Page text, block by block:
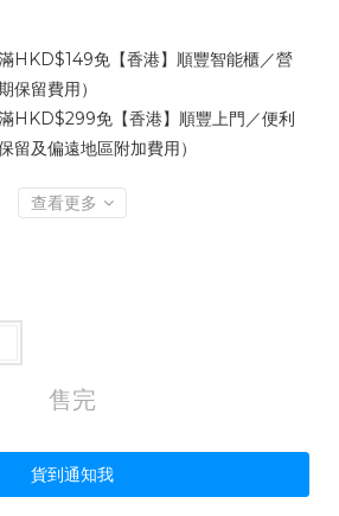
HKD$149免【香港】順豐智能櫃／營
保留費用）
HKD$299免【香港】順豐上門／便利
留及偏遠地區附加費用）
查看更多
售完
貨到通知我